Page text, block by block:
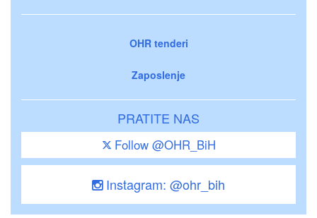
OHR tenderi
Zaposlenje
PRATITE NAS
Follow @OHR_BiH
Instagram: @ohr_bih